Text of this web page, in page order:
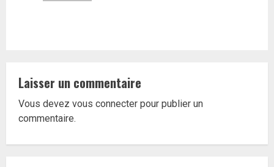
Laisser un commentaire
Vous devez vous connecter pour publier un
commentaire.